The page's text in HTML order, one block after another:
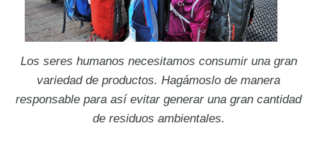
Los seres humanos necesitamos consumir una gran
variedad de productos. Hagámoslo de manera
responsable para así evitar generar una gran cantidad
de residuos ambientales.